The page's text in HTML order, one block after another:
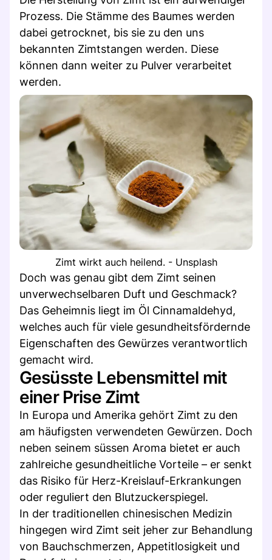
Prozess. Die Stämme des Baumes werden
dabei getrocknet, bis sie zu den uns
bekannten Zimtstangen werden. Diese
können dann weiter zu Pulver verarbeitet
werden.
Zimt wirkt auch heilend. - Unsplash
Doch was genau gibt dem Zimt seinen
unverwechselbaren Duft und Geschmack?
Das Geheimnis liegt im Öl Cinnamaldehyd,
welches auch für viele gesundheitsfördernde
Eigenschaften des Gewürzes verantwortlich
gemacht wird.
Gesüsste Lebensmittel mit
einer Prise Zimt
In Europa und Amerika gehört Zimt zu den
am häufigsten verwendeten Gewürzen. Doch
neben seinem süssen Aroma bietet er auch
zahlreiche gesundheitliche Vorteile – er senkt
das Risiko für Herz-Kreislauf-Erkrankungen
oder reguliert den Blutzuckerspiegel.
In der traditionellen chinesischen Medizin
hingegen wird Zimt seit jeher zur Behandlung
von Bauchschmerzen, Appetitlosigkeit und